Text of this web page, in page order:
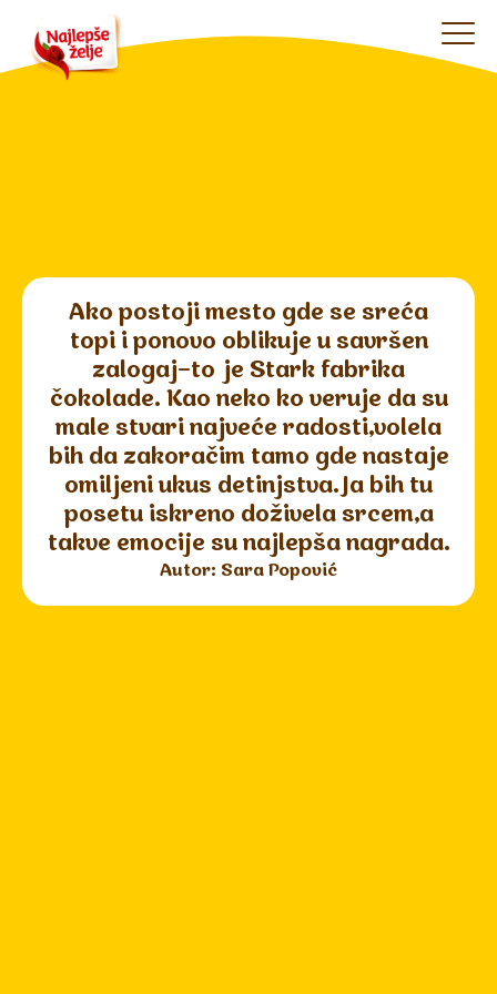
Ako postoji mesto gde se sreća
topi i ponovo oblikuje u savršen
zalogaj–to je Stark fabrika
čokolade. Kao neko ko veruje da su
male stvari najveće radosti,volela
bih da zakoračim tamo gde nastaje
omiljeni ukus detinjstva.Ja bih tu
posetu iskreno doživela srcem,a
takve emocije su najlepša nagrada.
Autor: Sara Popović